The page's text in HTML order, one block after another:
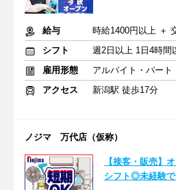
給与
時給1400円以上 ＋
シフト
雇用形態
アルバイト・パート
アクセス
新潟駅 徒歩17分
ノジマ 万代店（仮称）
【接客・販売】
シフト◎未経験で